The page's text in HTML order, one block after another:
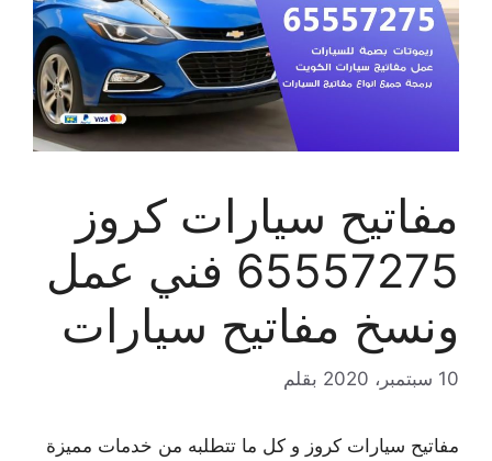
مفاتيح سيارات كروز
65557275 فني عمل
ونسخ مفاتيح سيارات
10 سبتمبر، 2020 بقلم
مفاتيح سيارات كروز و كل ما تتطلبه من خدمات مميزة